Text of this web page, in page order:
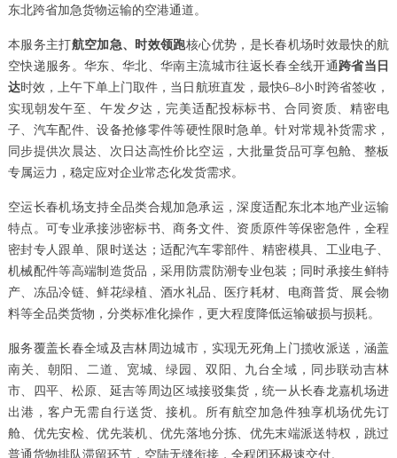
东北跨省加急货物运输的空港通道。
本服务主打航空加急、时效领跑核心优势，是长春机场时效最快的航
空快递服务。华东、华北、华南主流城市往返长春全线开通跨省当日
达时效，上午下单上门取件，当日航班直发，最快6–8小时跨省签收，
实现朝发午至、午发夕达，完美适配投标标书、合同资质、精密电
子、汽车配件、设备抢修零件等硬性限时急单。针对常规补货需求，
同步提供次晨达、次日达高性价比空运，大批量货品可享包舱、整板
专属运力，稳定应对企业常态化发货需求。
空运长春机场支持全品类合规加急承运，深度适配东北本地产业运输
特点。可专业承接涉密标书、商务文件、资质原件等保密急件，全程
密封专人跟单、限时送达；适配汽车零部件、精密模具、工业电子、
机械配件等高端制造货品，采用防震防潮专业包装；同时承接生鲜特
产、冻品冷链、鲜花绿植、酒水礼品、医疗耗材、电商普货、展会物
料等全品类货物，分类标准化操作，更大程度降低运输破损与损耗。
服务覆盖长春全域及吉林周边城市，实现无死角上门揽收派送，涵盖
南关、朝阳、二道、宽城、绿园、双阳、九台全域，同步联动吉林
市、四平、松原、延吉等周边区域接驳集货，统一从长春龙嘉机场进
出港，客户无需自行送货、接机。所有航空加急件独享机场优先订
舱、优先安检、优先装机、优先落地分拣、优先末端派送特权，跳过
普通货物排队滞留环节，空陆无缝衔接，全程闭环极速交付。